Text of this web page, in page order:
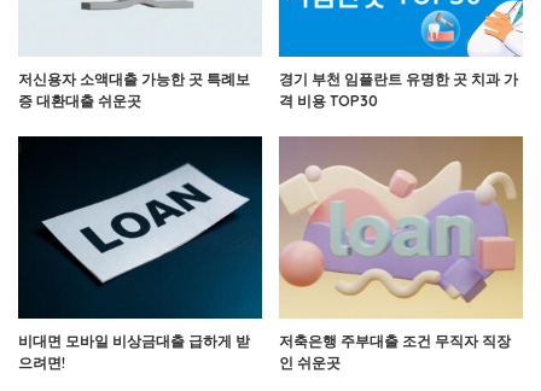
저신용자 소액대출 가능한 곳 특례보
증 대환대출 쉬운곳
경기 부천 임플란트 유명한 곳 치과 가
격 비용 TOP30
비대면 모바일 비상금대출 급하게 받
으려면!
저축은행 주부대출 조건 무직자 직장
인 쉬운곳